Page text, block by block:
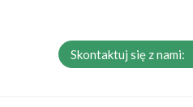
Skontaktuj się z nami: